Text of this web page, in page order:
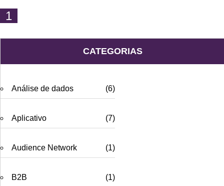
1
CATEGORIAS
Análise de dados (6)
Aplicativo (7)
Audience Network (1)
B2B (1)